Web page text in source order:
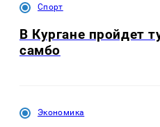
Спорт
В Кургане пройдет
самбо
Экономика